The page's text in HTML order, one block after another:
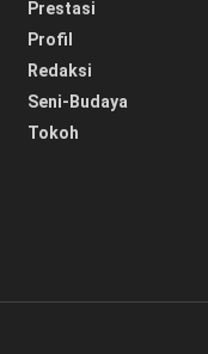
Prestasi
Profil
Redaksi
Seni-Budaya
Tokoh